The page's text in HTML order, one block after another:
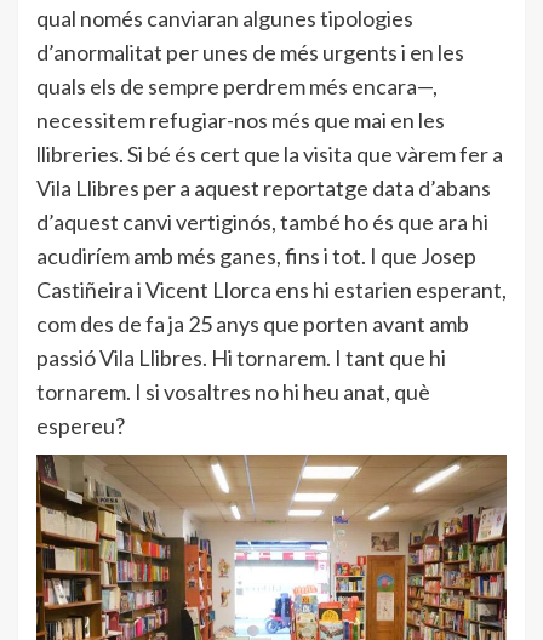
qual només canviaran algunes tipologies
d’anormalitat per unes de més urgents i en les
quals els de sempre perdrem més encara—,
necessitem refugiar-nos més que mai en les
llibreries. Si bé és cert que la visita que vàrem fer a
Vila Llibres per a aquest reportatge data d’abans
d’aquest canvi vertiginós, també ho és que ara hi
acudiríem amb més ganes, fins i tot. I que Josep
Castiñeira i Vicent Llorca ens hi estarien esperant,
com des de fa ja 25 anys que porten avant amb
passió Vila Llibres. Hi tornarem. I tant que hi
tornarem. I si vosaltres no hi heu anat, què
espereu?